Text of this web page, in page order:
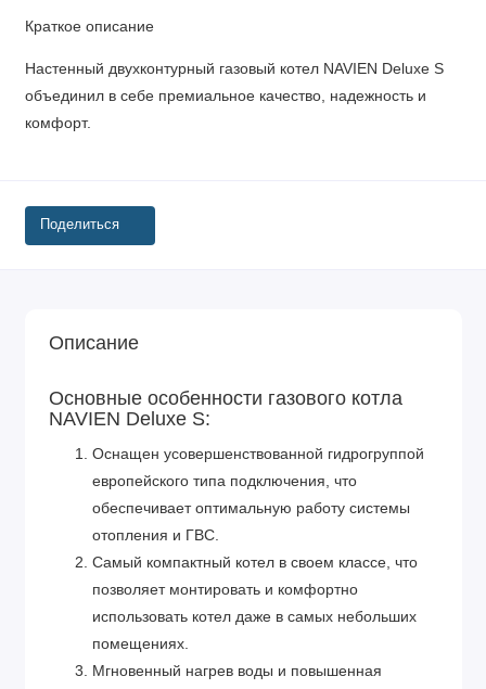
Краткое описание
Настенный двухконтурный газовый котел NAVIEN Deluxe S
объединил в себе премиальное качество, надежность и
комфорт.
Поделиться
Описание
Основные особенности газового котла
NAVIEN Deluxe S:
Оснащен усовершенствованной гидрогруппой
европейского типа подключения, что
обеспечивает оптимальную работу системы
отопления и ГВС.
Самый компактный котел в своем классе, что
позволяет монтировать и комфортно
использовать котел даже в самых небольших
помещениях.
Мгновенный нагрев воды и повышенная